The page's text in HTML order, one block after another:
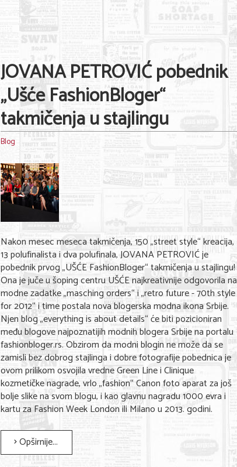
JOVANA PETROVIĆ pobednik
„Ušće FashionBloger“
takmičenja u stajlingu
Blog
Nakon mesec meseca takmičenja, 150 „street style“ kreacija,
13 polufinalista i dva polufinala, JOVANA PETROVIĆ je
pobednik prvog „UŠĆE FashionBloger“ takmičenja u stajlingu!
Ona je juče u šoping centru UŠĆE najkreativnije odgovorila na
modne zadatke „masching orders“ i „retro future - 70th style
for 2012“ i time postala nova blogerska modna ikona Srbije.
Njen blog „everything is about details“ će biti pozicioniran
među blogove najpoznatijih modnih blogera Srbije na portalu
fashionbloger.rs. Obzirom da modni blogin ne može da se
zamisli bez dobrog stajlinga i dobre fotografije pobednica je
ovom prilikom osvojila vredne Green Line i Clinique
kozmetičke nagrade, vrlo „fashion“ Canon foto aparat za još
bolje slike na svom blogu, i kao glavnu nagradu 1000 evra i
kartu za Fashion Week London ili Milano u 2013. godini.
Opširnije...